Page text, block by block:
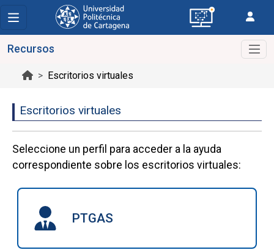
Escritorios virtuales
Recursos
Escritorios virtuales
Seleccione un perfil para acceder a la ayuda
correspondiente sobre los escritorios virtuales:
PTGAS